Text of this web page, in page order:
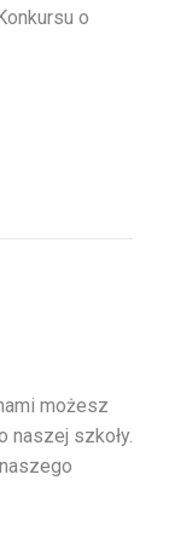
o
możesz
naszej szkoły.